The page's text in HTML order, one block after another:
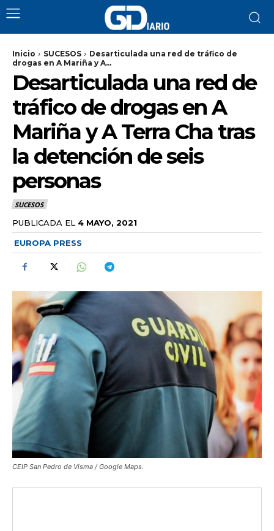
Inicio SUCESOS
Desarticulada una red de tráfico de
drogas en A Mariña y A...
Desarticulada una red de
tráfico de drogas en A
Mariña y A Terra Cha tras
la detención de seis
personas
SUCESOS
PUBLICADA EL 4 MAYO, 2021
EUROPA PRESS
CEIP San Pedro de Visma / Google Maps.